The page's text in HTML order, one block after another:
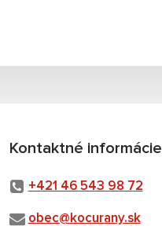
Kontaktné informácie
+421 46 543 98 72
obec@kocurany.sk